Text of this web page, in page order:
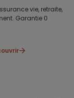
vie, retraite,
Garantie 0